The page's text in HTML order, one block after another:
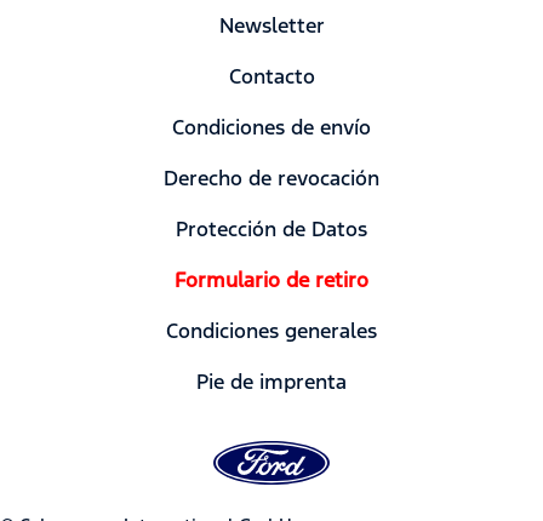
Newsletter
Contacto
Condiciones de envío
Derecho de revocación
Protección de Datos
Formulario de retiro
Condiciones generales
Pie de imprenta